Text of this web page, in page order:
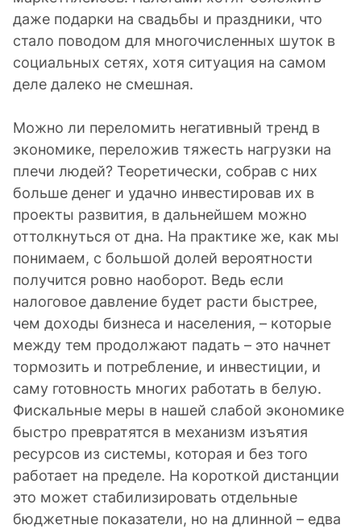
даже подарки на свадьбы и праздники, что
стало поводом для многочисленных шуток в
социальных сетях, хотя ситуация на самом
деле далеко не смешная.
Можно ли переломить негативный тренд в
экономике, переложив тяжесть нагрузки на
плечи людей? Теоретически, собрав с них
больше денег и удачно инвестировав их в
проекты развития, в дальнейшем можно
оттолкнуться от дна. На практике же, как мы
понимаем, с большой долей вероятности
получится ровно наоборот. Ведь если
налоговое давление будет расти быстрее,
чем доходы бизнеса и населения, – которые
между тем продолжают падать – это начнет
тормозить и потребление, и инвестиции, и
саму готовность многих работать в белую.
Фискальные меры в нашей слабой экономике
быстро превратятся в механизм изъятия
ресурсов из системы, которая и без того
работает на пределе. На короткой дистанции
это может стабилизировать отдельные
бюджетные показатели, но на длинной – едва